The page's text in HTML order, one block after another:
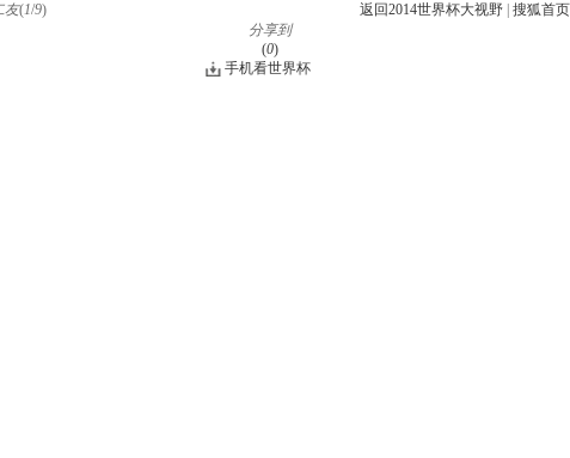
返回2014世界杯大视野 搜狐首页
友(1/9)
分享到
(0)
手机看世界杯